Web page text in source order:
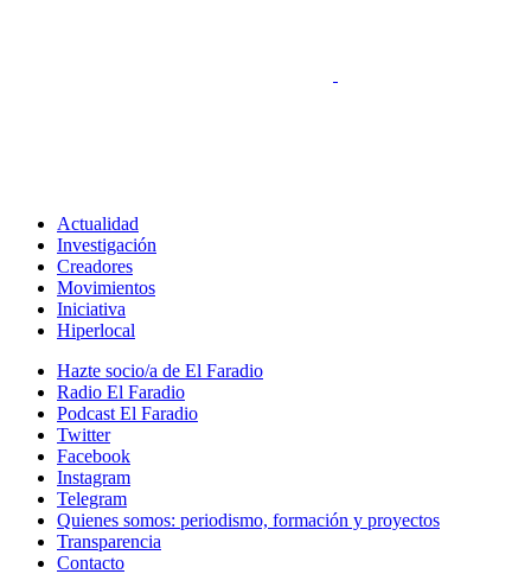
Actualidad
Investigación
Creadores
Movimientos
Iniciativa
Hiperlocal
Hazte socio/a de El Faradio
Radio El Faradio
Podcast El Faradio
Twitter
Facebook
Instagram
Telegram
Quienes somos: periodismo, formación y proyectos
Transparencia
Contacto